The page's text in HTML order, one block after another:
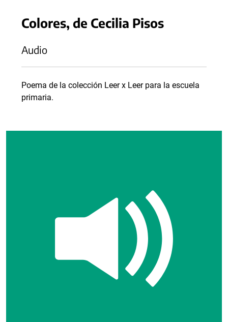
Colores, de Cecilia Pisos
Audio
Poema de la colección Leer x Leer para la escuela
primaria.